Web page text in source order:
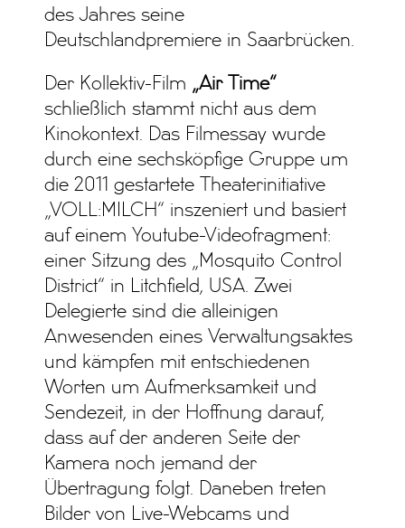
des Jahres seine
Deutschlandpremiere in Saarbrücken.
Der Kollektiv-Film „Air Time“
schließlich stammt nicht aus dem
Kinokontext. Das Filmessay wurde
durch eine sechsköpfige Gruppe um
die 2011 gestartete Theaterinitiative
„VOLL:MILCH“ inszeniert und basiert
auf einem Youtube-Videofragment:
einer Sitzung des „Mosquito Control
District“ in Litchfield, USA. Zwei
Delegierte sind die alleinigen
Anwesenden eines Verwaltungsaktes
und kämpfen mit entschiedenen
Worten um Aufmerksamkeit und
Sendezeit, in der Hoffnung darauf,
dass auf der anderen Seite der
Kamera noch jemand der
Übertragung folgt. Daneben treten
Bilder von Live-Webcams und